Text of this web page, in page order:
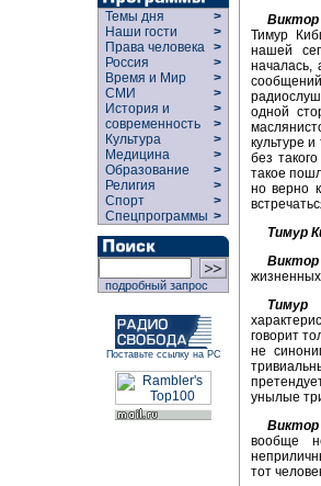
Темы дня
>
Наши гости
>
Права человека >
Россия
>
Время и Мир
>
СМИ
>
История и
современность
>
>
Культура
>
Медицина
>
Образование
>
Религия
>
Спорт
>
Спецпрограммы >
подробный запрос
Поставьте ссылку на РС
Тимур
нашей
началась,
одной
культуре
без
такое
но верно
Тимур
Тимур
говорит
не
унылые
вообще
тот